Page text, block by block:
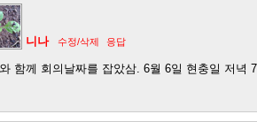
니나 수정/삭제 응답
함께 회의날짜를 잡았삼. 6월 6일 현충일 저녁